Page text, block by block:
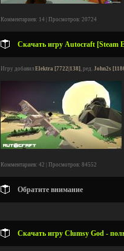
Комментариев: 14 | Просмотров: 20724
Скачать игру Autocraft [Steam
Игру добавил Elektra [7722|138], ред. John2s
Комментариев: 42 | Просмотров: 84552
Обратите внимание
Скачать игру Clumsy God -